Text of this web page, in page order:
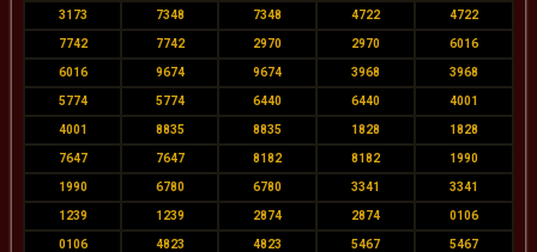
3173 7348 7348 4722 4722
7742 7742 2970 2970 6016
6016 9674 9674 3968 3968
5774 5774 6440 6440 4001
4001 8835 8835 1828 1828
7647 7647 8182 8182 1990
1990 6780 6780 3341 3341
1239 1239 2874 2874 0106
0106 4823 4823 5467 5467